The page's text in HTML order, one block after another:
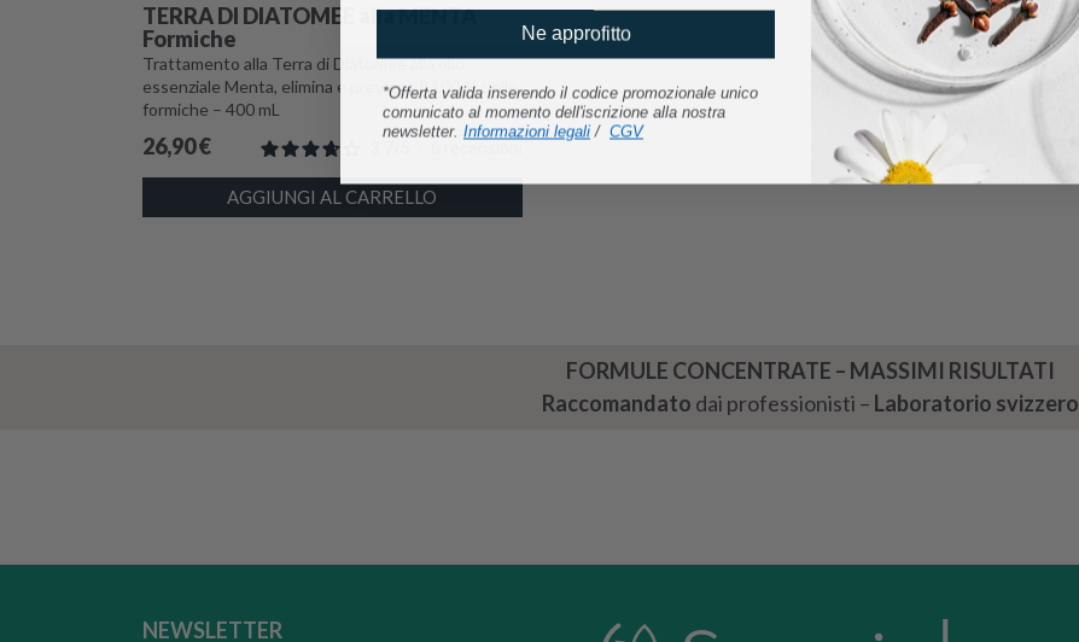
TERRA DI DIATOMEE alla MENTA
Formiche
Trattamento alla Terra di Diatomee alla olio
essenziale Menta, elimina e previene il 100 % delle
formiche – 400 mL
26,90€
AGGIUNGI AL CARRELLO
FORMULE CONCENTRATE – MASSIMI RISULTATI
Raccomandato dai professionisti – Laboratorio svizzero
NEWSLETTER
Ne approfitto
*Offerta valida inserendo il codice promozionale unico
comunicato al momento dell'iscrizione alla nostra
newsletter. Informazioni legali / CGV